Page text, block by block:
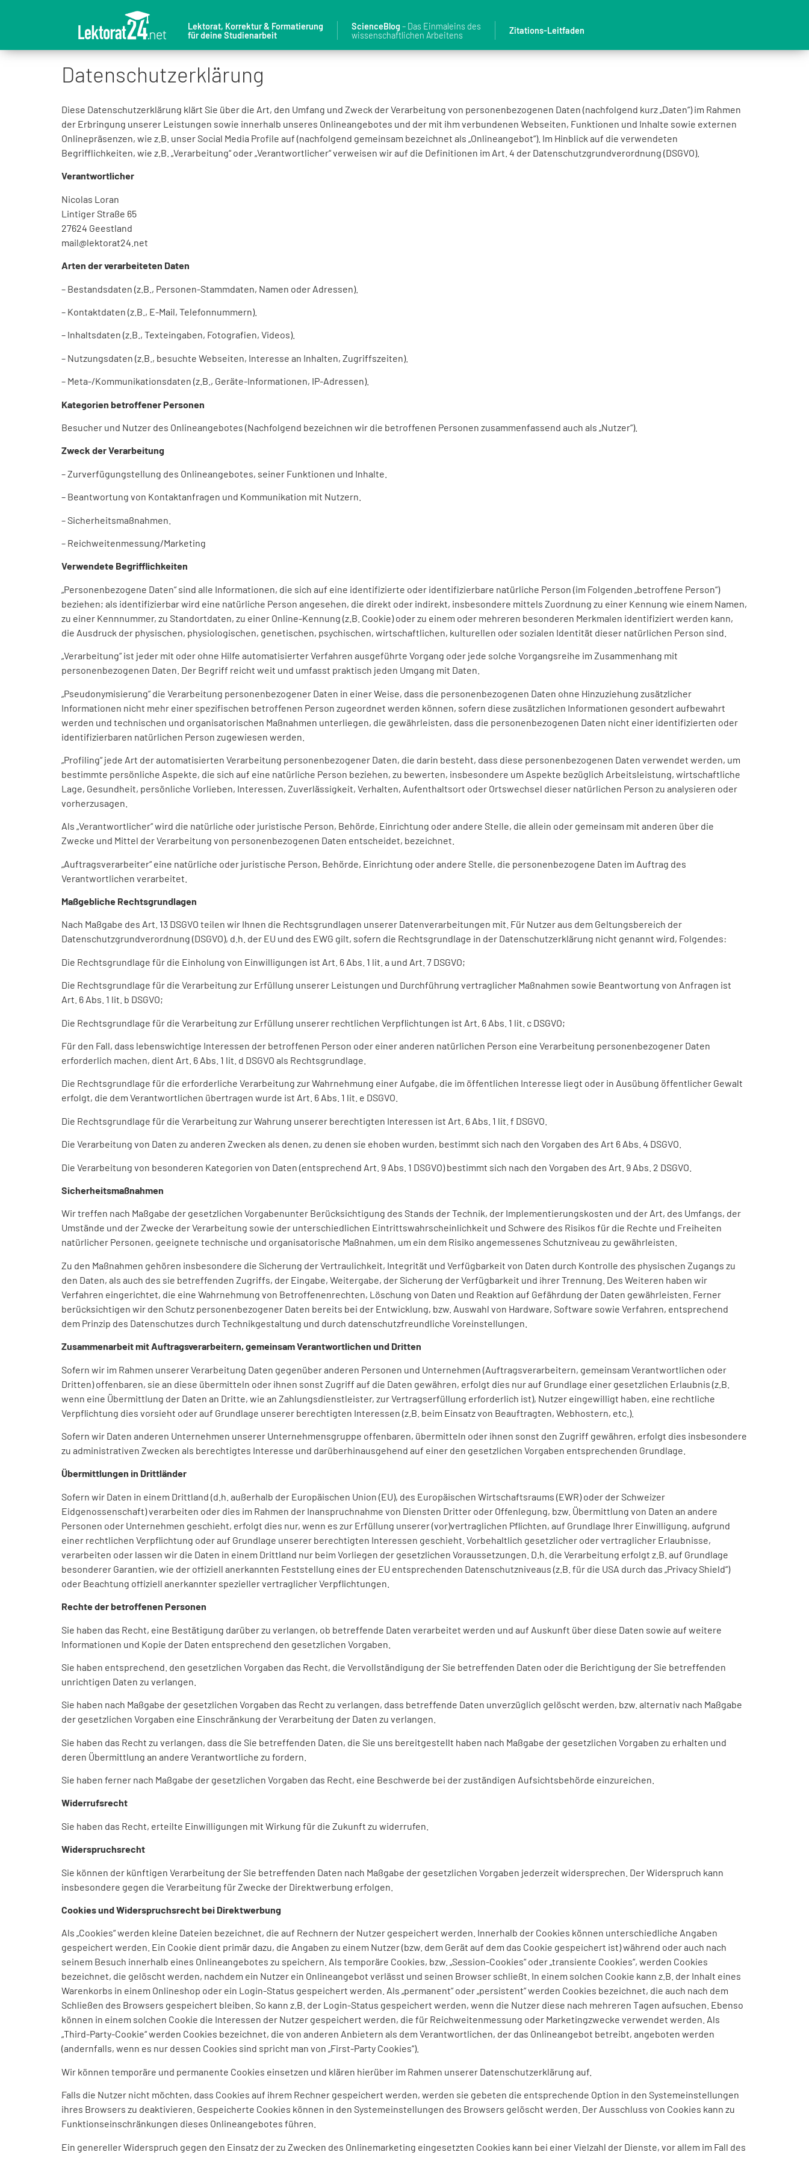
Lektorat, Korrektur & Formatierung
für deine Studienarbeit
ScienceBlog – Das Einmaleins des
wissenschaftlichen Arbeitens
Zitations-Leitfaden
Datenschutzerklärung
Diese Datenschutzerklärung klärt Sie über die Art, den Umfang und Zweck der Verarbeitung von personenbezogenen Daten (nachfolgend kurz „Daten“) im Rahmen
der Erbringung unserer Leistungen sowie innerhalb unseres Onlineangebotes und der mit ihm verbundenen Webseiten, Funktionen und Inhalte sowie externen
Onlinepräsenzen, wie z.B. unser Social Media Profile auf (nachfolgend gemeinsam bezeichnet als „Onlineangebot“). Im Hinblick auf die verwendeten
Begrifflichkeiten, wie z.B. „Verarbeitung“ oder „Verantwortlicher“ verweisen wir auf die Definitionen im Art. 4 der Datenschutzgrundverordnung (DSGVO).
Verantwortlicher
Nicolas Loran
Lintiger Straße 65
27624 Geestland
mail@lektorat24.net
Arten der verarbeiteten Daten
– Bestandsdaten (z.B., Personen-Stammdaten, Namen oder Adressen).
– Kontaktdaten (z.B., E-Mail, Telefonnummern).
– Inhaltsdaten (z.B., Texteingaben, Fotografien, Videos).
– Nutzungsdaten (z.B., besuchte Webseiten, Interesse an Inhalten, Zugriffszeiten).
– Meta-/Kommunikationsdaten (z.B., Geräte-Informationen, IP-Adressen).
Kategorien betroffener Personen
Besucher und Nutzer des Onlineangebotes (Nachfolgend bezeichnen wir die betroffenen Personen zusammenfassend auch als „Nutzer“).
Zweck der Verarbeitung
– Zurverfügungstellung des Onlineangebotes, seiner Funktionen und Inhalte.
– Beantwortung von Kontaktanfragen und Kommunikation mit Nutzern.
– Sicherheitsmaßnahmen.
– Reichweitenmessung/Marketing
Verwendete Begrifflichkeiten
„Personenbezogene Daten“ sind alle Informationen, die sich auf eine identifizierte oder identifizierbare natürliche Person (im Folgenden „betroffene Person“)
beziehen; als identifizierbar wird eine natürliche Person angesehen, die direkt oder indirekt, insbesondere mittels Zuordnung zu einer Kennung wie einem Namen,
zu einer Kennnummer, zu Standortdaten, zu einer Online-Kennung (z.B. Cookie) oder zu einem oder mehreren besonderen Merkmalen identifiziert werden kann,
die Ausdruck der physischen, physiologischen, genetischen, psychischen, wirtschaftlichen, kulturellen oder sozialen Identität dieser natürlichen Person sind.
„Verarbeitung“ ist jeder mit oder ohne Hilfe automatisierter Verfahren ausgeführte Vorgang oder jede solche Vorgangsreihe im Zusammenhang mit
personenbezogenen Daten. Der Begriff reicht weit und umfasst praktisch jeden Umgang mit Daten.
„Pseudonymisierung“ die Verarbeitung personenbezogener Daten in einer Weise, dass die personenbezogenen Daten ohne Hinzuziehung zusätzlicher
Informationen nicht mehr einer spezifischen betroffenen Person zugeordnet werden können, sofern diese zusätzlichen Informationen gesondert aufbewahrt
werden und technischen und organisatorischen Maßnahmen unterliegen, die gewährleisten, dass die personenbezogenen Daten nicht einer identifizierten oder
identifizierbaren natürlichen Person zugewiesen werden.
„Profiling“ jede Art der automatisierten Verarbeitung personenbezogener Daten, die darin besteht, dass diese personenbezogenen Daten verwendet werden, um
bestimmte persönliche Aspekte, die sich auf eine natürliche Person beziehen, zu bewerten, insbesondere um Aspekte bezüglich Arbeitsleistung, wirtschaftliche
Lage, Gesundheit, persönliche Vorlieben, Interessen, Zuverlässigkeit, Verhalten, Aufenthaltsort oder Ortswechsel dieser natürlichen Person zu analysieren oder
vorherzusagen.
Als „Verantwortlicher“ wird die natürliche oder juristische Person, Behörde, Einrichtung oder andere Stelle, die allein oder gemeinsam mit anderen über die
Zwecke und Mittel der Verarbeitung von personenbezogenen Daten entscheidet, bezeichnet.
„Auftragsverarbeiter“ eine natürliche oder juristische Person, Behörde, Einrichtung oder andere Stelle, die personenbezogene Daten im Auftrag des
Verantwortlichen verarbeitet.
Maßgebliche Rechtsgrundlagen
Nach Maßgabe des Art. 13 DSGVO teilen wir Ihnen die Rechtsgrundlagen unserer Datenverarbeitungen mit. Für Nutzer aus dem Geltungsbereich der
Datenschutzgrundverordnung (DSGVO), d.h. der EU und des EWG gilt, sofern die Rechtsgrundlage in der Datenschutzerklärung nicht genannt wird, Folgendes:
Die Rechtsgrundlage für die Einholung von Einwilligungen ist Art. 6 Abs. 1 lit. a und Art. 7 DSGVO;
Die Rechtsgrundlage für die Verarbeitung zur Erfüllung unserer Leistungen und Durchführung vertraglicher Maßnahmen sowie Beantwortung von Anfragen ist
Art. 6 Abs. 1 lit. b DSGVO;
Die Rechtsgrundlage für die Verarbeitung zur Erfüllung unserer rechtlichen Verpflichtungen ist Art. 6 Abs. 1 lit. c DSGVO;
Für den Fall, dass lebenswichtige Interessen der betroffenen Person oder einer anderen natürlichen Person eine Verarbeitung personenbezogener Daten
erforderlich machen, dient Art. 6 Abs. 1 lit. d DSGVO als Rechtsgrundlage.
Die Rechtsgrundlage für die erforderliche Verarbeitung zur Wahrnehmung einer Aufgabe, die im öffentlichen Interesse liegt oder in Ausübung öffentlicher Gewalt
erfolgt, die dem Verantwortlichen übertragen wurde ist Art. 6 Abs. 1 lit. e DSGVO.
Die Rechtsgrundlage für die Verarbeitung zur Wahrung unserer berechtigten Interessen ist Art. 6 Abs. 1 lit. f DSGVO.
Die Verarbeitung von Daten zu anderen Zwecken als denen, zu denen sie ehoben wurden, bestimmt sich nach den Vorgaben des Art 6 Abs. 4 DSGVO.
Die Verarbeitung von besonderen Kategorien von Daten (entsprechend Art. 9 Abs. 1 DSGVO) bestimmt sich nach den Vorgaben des Art. 9 Abs. 2 DSGVO.
Sicherheitsmaßnahmen
Wir treffen nach Maßgabe der gesetzlichen Vorgabenunter Berücksichtigung des Stands der Technik, der Implementierungskosten und der Art, des Umfangs, der
Umstände und der Zwecke der Verarbeitung sowie der unterschiedlichen Eintrittswahrscheinlichkeit und Schwere des Risikos für die Rechte und Freiheiten
natürlicher Personen, geeignete technische und organisatorische Maßnahmen, um ein dem Risiko angemessenes Schutzniveau zu gewährleisten.
Zu den Maßnahmen gehören insbesondere die Sicherung der Vertraulichkeit, Integrität und Verfügbarkeit von Daten durch Kontrolle des physischen Zugangs zu
den Daten, als auch des sie betreffenden Zugriffs, der Eingabe, Weitergabe, der Sicherung der Verfügbarkeit und ihrer Trennung. Des Weiteren haben wir
Verfahren eingerichtet, die eine Wahrnehmung von Betroffenenrechten, Löschung von Daten und Reaktion auf Gefährdung der Daten gewährleisten. Ferner
berücksichtigen wir den Schutz personenbezogener Daten bereits bei der Entwicklung, bzw. Auswahl von Hardware, Software sowie Verfahren, entsprechend
dem Prinzip des Datenschutzes durch Technikgestaltung und durch datenschutzfreundliche Voreinstellungen.
Zusammenarbeit mit Auftragsverarbeitern, gemeinsam Verantwortlichen und Dritten
Sofern wir im Rahmen unserer Verarbeitung Daten gegenüber anderen Personen und Unternehmen (Auftragsverarbeitern, gemeinsam Verantwortlichen oder
Dritten) offenbaren, sie an diese übermitteln oder ihnen sonst Zugriff auf die Daten gewähren, erfolgt dies nur auf Grundlage einer gesetzlichen Erlaubnis (z.B.
wenn eine Übermittlung der Daten an Dritte, wie an Zahlungsdienstleister, zur Vertragserfüllung erforderlich ist), Nutzer eingewilligt haben, eine rechtliche
Verpflichtung dies vorsieht oder auf Grundlage unserer berechtigten Interessen (z.B. beim Einsatz von Beauftragten, Webhostern, etc.).
Sofern wir Daten anderen Unternehmen unserer Unternehmensgruppe offenbaren, übermitteln oder ihnen sonst den Zugriff gewähren, erfolgt dies insbesondere
zu administrativen Zwecken als berechtigtes Interesse und darüberhinausgehend auf einer den gesetzlichen Vorgaben entsprechenden Grundlage.
Übermittlungen in Drittländer
Sofern wir Daten in einem Drittland (d.h. außerhalb der Europäischen Union (EU), des Europäischen Wirtschaftsraums (EWR) oder der Schweizer
Eidgenossenschaft) verarbeiten oder dies im Rahmen der Inanspruchnahme von Diensten Dritter oder Offenlegung, bzw. Übermittlung von Daten an andere
Personen oder Unternehmen geschieht, erfolgt dies nur, wenn es zur Erfüllung unserer (vor)vertraglichen Pflichten, auf Grundlage Ihrer Einwilligung, aufgrund
einer rechtlichen Verpflichtung oder auf Grundlage unserer berechtigten Interessen geschieht. Vorbehaltlich gesetzlicher oder vertraglicher Erlaubnisse,
verarbeiten oder lassen wir die Daten in einem Drittland nur beim Vorliegen der gesetzlichen Voraussetzungen. D.h. die Verarbeitung erfolgt z.B. auf Grundlage
besonderer Garantien, wie der offiziell anerkannten Feststellung eines der EU entsprechenden Datenschutzniveaus (z.B. für die USA durch das „Privacy Shield“)
oder Beachtung offiziell anerkannter spezieller vertraglicher Verpflichtungen.
Rechte der betroffenen Personen
Sie haben das Recht, eine Bestätigung darüber zu verlangen, ob betreffende Daten verarbeitet werden und auf Auskunft über diese Daten sowie auf weitere
Informationen und Kopie der Daten entsprechend den gesetzlichen Vorgaben.
Sie haben entsprechend. den gesetzlichen Vorgaben das Recht, die Vervollständigung der Sie betreffenden Daten oder die Berichtigung der Sie betreffenden
unrichtigen Daten zu verlangen.
Sie haben nach Maßgabe der gesetzlichen Vorgaben das Recht zu verlangen, dass betreffende Daten unverzüglich gelöscht werden, bzw. alternativ nach Maßgabe
der gesetzlichen Vorgaben eine Einschränkung der Verarbeitung der Daten zu verlangen.
Sie haben das Recht zu verlangen, dass die Sie betreffenden Daten, die Sie uns bereitgestellt haben nach Maßgabe der gesetzlichen Vorgaben zu erhalten und
deren Übermittlung an andere Verantwortliche zu fordern.
Sie haben ferner nach Maßgabe der gesetzlichen Vorgaben das Recht, eine Beschwerde bei der zuständigen Aufsichtsbehörde einzureichen.
Widerrufsrecht
Sie haben das Recht, erteilte Einwilligungen mit Wirkung für die Zukunft zu widerrufen.
Widerspruchsrecht
Sie können der künftigen Verarbeitung der Sie betreffenden Daten nach Maßgabe der gesetzlichen Vorgaben jederzeit widersprechen. Der Widerspruch kann
insbesondere gegen die Verarbeitung für Zwecke der Direktwerbung erfolgen.
Cookies und Widerspruchsrecht bei Direktwerbung
Als „Cookies“ werden kleine Dateien bezeichnet, die auf Rechnern der Nutzer gespeichert werden. Innerhalb der Cookies können unterschiedliche Angaben
gespeichert werden. Ein Cookie dient primär dazu, die Angaben zu einem Nutzer (bzw. dem Gerät auf dem das Cookie gespeichert ist) während oder auch nach
seinem Besuch innerhalb eines Onlineangebotes zu speichern. Als temporäre Cookies, bzw. „Session-Cookies“ oder „transiente Cookies“, werden Cookies
bezeichnet, die gelöscht werden, nachdem ein Nutzer ein Onlineangebot verlässt und seinen Browser schließt. In einem solchen Cookie kann z.B. der Inhalt eines
Warenkorbs in einem Onlineshop oder ein Login-Status gespeichert werden. Als „permanent“ oder „persistent“ werden Cookies bezeichnet, die auch nach dem
Schließen des Browsers gespeichert bleiben. So kann z.B. der Login-Status gespeichert werden, wenn die Nutzer diese nach mehreren Tagen aufsuchen. Ebenso
können in einem solchen Cookie die Interessen der Nutzer gespeichert werden, die für Reichweitenmessung oder Marketingzwecke verwendet werden. Als
„Third-Party-Cookie“ werden Cookies bezeichnet, die von anderen Anbietern als dem Verantwortlichen, der das Onlineangebot betreibt, angeboten werden
(andernfalls, wenn es nur dessen Cookies sind spricht man von „First-Party Cookies“).
Wir können temporäre und permanente Cookies einsetzen und klären hierüber im Rahmen unserer Datenschutzerklärung auf.
Falls die Nutzer nicht möchten, dass Cookies auf ihrem Rechner gespeichert werden, werden sie gebeten die entsprechende Option in den Systemeinstellungen
ihres Browsers zu deaktivieren. Gespeicherte Cookies können in den Systemeinstellungen des Browsers gelöscht werden. Der Ausschluss von Cookies kann zu
Funktionseinschränkungen dieses Onlineangebotes führen.
Ein genereller Widerspruch gegen den Einsatz der zu Zwecken des Onlinemarketing eingesetzten Cookies kann bei einer Vielzahl der Dienste, vor allem im Fall des